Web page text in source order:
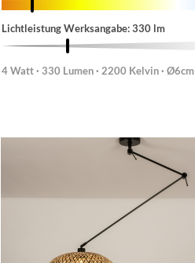
Lichtleistung Werksangabe: 330 lm
4 Watt · 330 Lumen · 2200 Kelvin · Ø6cm